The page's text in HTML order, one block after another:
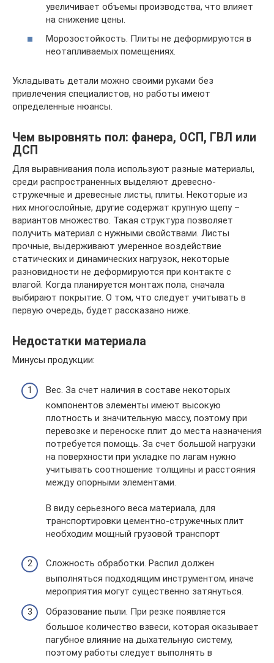
увеличивает объемы производства, что влияет
на снижение цены.
Морозостойкость. Плиты не деформируются в
неотапливаемых помещениях.
Укладывать детали можно своими руками без
привлечения специалистов, но работы имеют
определенные нюансы.
Чем выровнять пол: фанера, ОСП, ГВЛ или
ДСП
Для выравнивания пола используют разные материалы,
среди распространенных выделяют древесно-
стружечные и древесные листы, плиты. Некоторые из
них многослойные, другие содержат крупную щепу –
вариантов множество. Такая структура позволяет
получить материал с нужными свойствами. Листы
прочные, выдерживают умеренное воздействие
статических и динамических нагрузок, некоторые
разновидности не деформируются при контакте с
влагой. Когда планируется монтаж пола, сначала
выбирают покрытие. О том, что следует учитывать в
первую очередь, будет рассказано ниже.
Недостатки материала
Минусы продукции:
Вес. За счет наличия в составе некоторых
компонентов элементы имеют высокую
плотность и значительную массу, поэтому при
перевозке и переноске плит до места назначения
потребуется помощь. За счет большой нагрузки
на поверхности при укладке по лагам нужно
учитывать соотношение толщины и расстояния
между опорными элементами.
В виду серьезного веса материала, для
транспортировки цементно-стружечных плит
необходим мощный грузовой транспорт
Сложность обработки. Распил должен
выполняться подходящим инструментом, иначе
мероприятия могут существенно затянуться.
Образование пыли. При резке появляется
большое количество взвеси, которая оказывает
пагубное влияние на дыхательную систему,
поэтому работы следует выполнять в